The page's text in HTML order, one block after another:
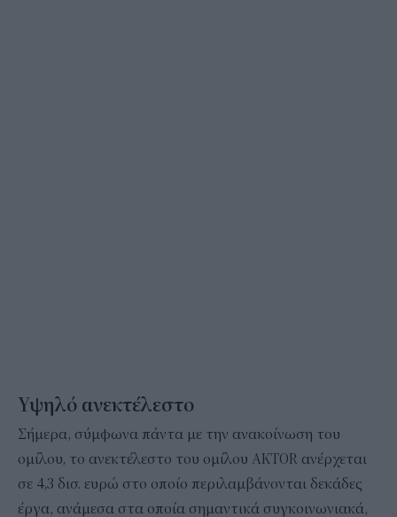
Υψηλό ανεκτέλεστο
Σήμερα, σύμφωνα πάντα με την ανακοίνωση του
ομίλου, το ανεκτέλεστο του ομίλου AKTOR ανέρχεται
σε 4,3 δισ. ευρώ στο οποίο περιλαμβάνονται δεκάδες
έργα, ανάμεσα στα οποία σημαντικά συγκοινωνιακά,